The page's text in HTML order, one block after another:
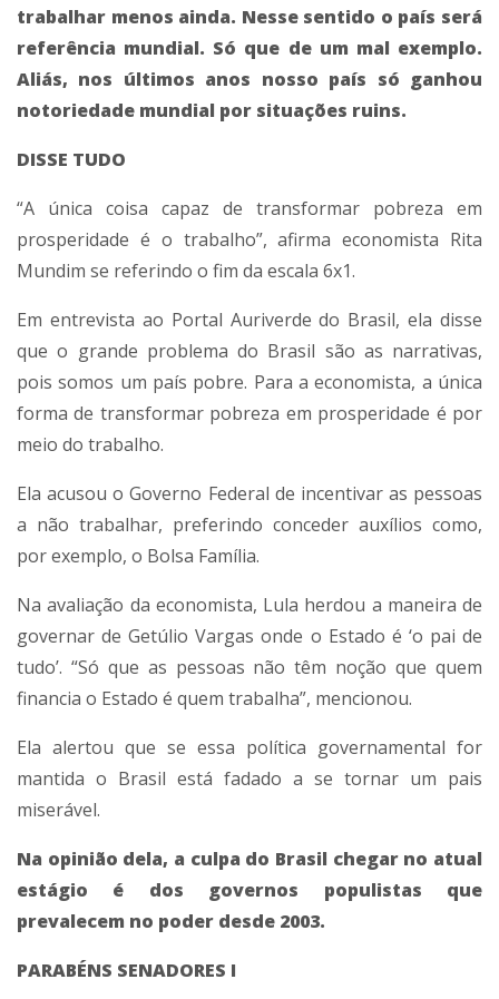
trabalhar menos ainda. Nesse sentido o país será
referência mundial. Só que de um mal exemplo.
Aliás, nos últimos anos nosso país só ganhou
notoriedade mundial por situações ruins.
DISSE TUDO
“A única coisa capaz de transformar pobreza em
prosperidade é o trabalho”, afirma economista Rita
Mundim se referindo o fim da escala 6x1.
Em entrevista ao Portal Auriverde do Brasil, ela disse
que o grande problema do Brasil são as narrativas,
pois somos um país pobre. Para a economista, a única
forma de transformar pobreza em prosperidade é por
meio do trabalho.
Ela acusou o Governo Federal de incentivar as pessoas
a não trabalhar, preferindo conceder auxílios como,
por exemplo, o Bolsa Família.
Na avaliação da economista, Lula herdou a maneira de
governar de Getúlio Vargas onde o Estado é ‘o pai de
tudo’. “Só que as pessoas não têm noção que quem
financia o Estado é quem trabalha”, mencionou.
Ela alertou que se essa política governamental for
mantida o Brasil está fadado a se tornar um pais
miserável.
Na opinião dela, a culpa do Brasil chegar no atual
estágio é dos governos populistas que
prevalecem no poder desde 2003.
PARABÉNS SENADORES I